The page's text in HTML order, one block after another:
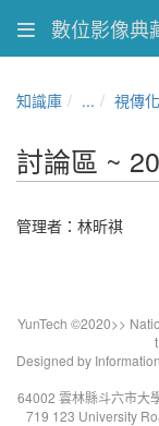
數位影像典
知識庫 ... 視傳
討論區 ~
管理者：林昕祺
YunTech ©2020>>
Designed by
64002 雲林縣斗六市大
719 123 University